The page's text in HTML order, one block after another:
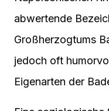
abwertende
Großherzogtums
jedoch oft
Eigenarten der